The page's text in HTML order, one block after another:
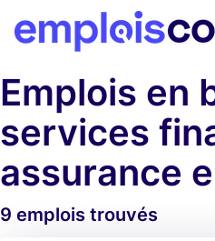
Emplois en
services
assurance
9 emplois trouvés